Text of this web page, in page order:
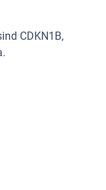
CDKN1B,